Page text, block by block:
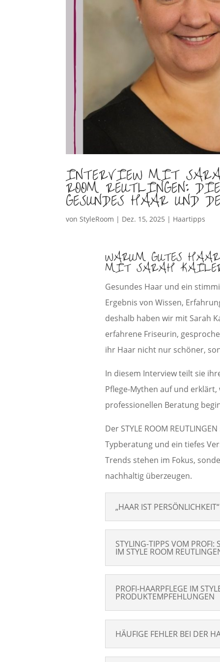
INTERVIEW MIT
ROOM REUTLINGEN:
GESUNDES HAAR UND
vonStyleRoom | Dez. 15, 2025 | Haartipps
WARUM GUTES
MIT SARAH
Gesundes Haar und ein
Ergebnis von Wissen,
deshalb haben wir mit Sarah
erfahrene Friseurin,
ihr Haar nicht nur schöner,
In diesem Interview teilt sie
Pflege-Mythen auf und
professionellen Beratung
Der STYLE ROOM
Typberatung und ein tiefes
Trends stehen im Fokus,
nachhaltig überzeugen.
„HAAR IST
STYLING-TIPPS VOM PROFI:
IM STYLE ROOM
PROFI-HAARPFLEGE IM
PRODUKTEMPFEHLUNGEN
HÄUFIGE FEHLER BEI DER